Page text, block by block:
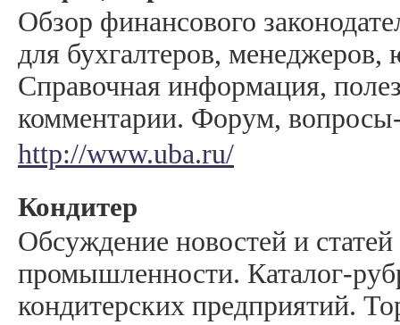
Обзор финансового
для бухгалтеров, менеджеров,
Справочная информация,
комментарии. Форум,
http://www.uba.ru/
Кондитер
Обсуждение новостей и
промышленности. Каталог-
кондитерских предприятий.